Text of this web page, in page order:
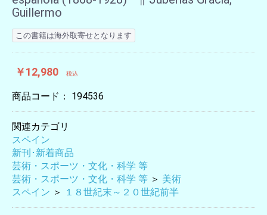
Guillermo
この書籍は海外取寄せとなります
￥12,980 税込
商品コード： 194536
関連カテゴリ
スペイン
新刊･新着商品
芸術・スポーツ・文化・科学 等
芸術・スポーツ・文化・科学 等 ＞ 美術
スペイン ＞ １８世紀末～２０世紀前半